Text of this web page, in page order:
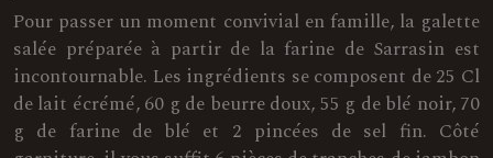
Pour passer un moment convivial en famille, la galette
salée préparée à partir de la farine de Sarrasin est
incontournable. Les ingrédients se composent de 25 Cl
de lait écrémé, 60 g de beurre doux, 55 g de blé noir, 70
g de farine de blé et 2 pincées de sel fin. Côté